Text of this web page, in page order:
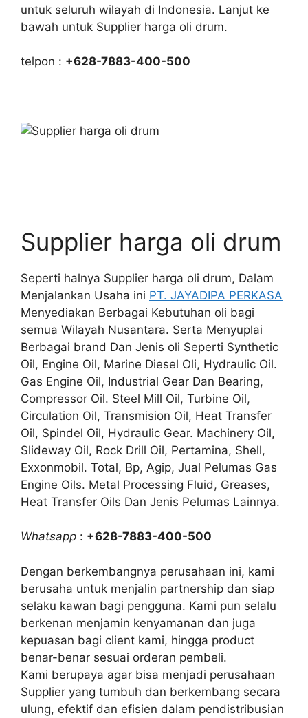
untuk seluruh wilayah di Indonesia. Lanjut ke
bawah untuk Supplier harga oli drum.
telpon : +628-7883-400-500
Supplier harga oli drum
Seperti halnya Supplier harga oli drum, Dalam
Menjalankan Usaha ini PT. JAYADIPA PERKASA
Menyediakan Berbagai Kebutuhan oli bagi
semua Wilayah Nusantara. Serta Menyuplai
Berbagai brand Dan Jenis oli Seperti Synthetic
Oil, Engine Oil, Marine Diesel Oli, Hydraulic Oil.
Gas Engine Oil, Industrial Gear Dan Bearing,
Compressor Oil. Steel Mill Oil, Turbine Oil,
Circulation Oil, Transmision Oil, Heat Transfer
Oil, Spindel Oil, Hydraulic Gear. Machinery Oil,
Slideway Oil, Rock Drill Oil, Pertamina, Shell,
Exxonmobil. Total, Bp, Agip, Jual Pelumas Gas
Engine Oils. Metal Processing Fluid, Greases,
Heat Transfer Oils Dan Jenis Pelumas Lainnya.
Whatsapp : +628-7883-400-500
Dengan berkembangnya perusahaan ini, kami
berusaha untuk menjalin partnership dan siap
selaku kawan bagi pengguna. Kami pun selalu
berkenan menjamin kenyamanan dan juga
kepuasan bagi client kami, hingga product
benar-benar sesuai orderan pembeli.
Kami berupaya agar bisa menjadi perusahaan
Supplier yang tumbuh dan berkembang secara
ulung, efektif dan efisien dalam pendistribusian